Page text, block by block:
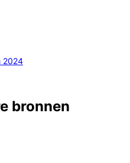
2024
bronnen